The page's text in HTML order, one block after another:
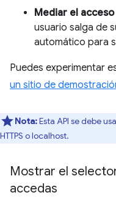
Mediar el
usuario salga de
automático para
Puedes experimentar
un sitio de
Nota:Esta API se debe
HTTPS o localhost.
Mostrar el
accedas